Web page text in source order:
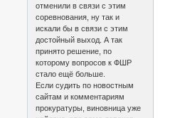
отменили в связи с этим
соревнования, ну так и
искали бы в связи с этим
достойный выход. А так
принято решение, по
которому вопросов к ФШР
стало ещё больше.
Если судить по новостным
сайтам и комментариям
прокуратуры, виновница уже